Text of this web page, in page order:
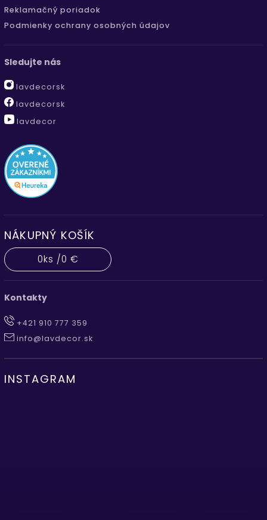
Reklamačný poriadok
Podmienky ochrany osobných údajov
Sledujte nás
lavdecorsk
lavdecorsk
lavdecor
NÁKUPNÝ KOŠÍK
0ks /0 €
Kontakty
+421 910 777 359
info@lavdecor.sk
INSTAGRAM